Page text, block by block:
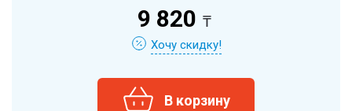
9 820 ₸
Хочу скидку!